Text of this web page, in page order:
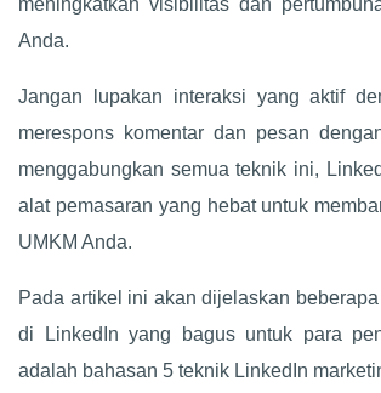
Anda.
Jangan lupakan interaksi yang aktif
merespons komentar dan pesan
menggabungkan semua teknik ini,
alat pemasaran yang hebat untuk
UMKM Anda.
Pada artikel ini akan dijelaskan
di LinkedIn yang bagus untuk para
adalah bahasan 5 teknik LinkedIn